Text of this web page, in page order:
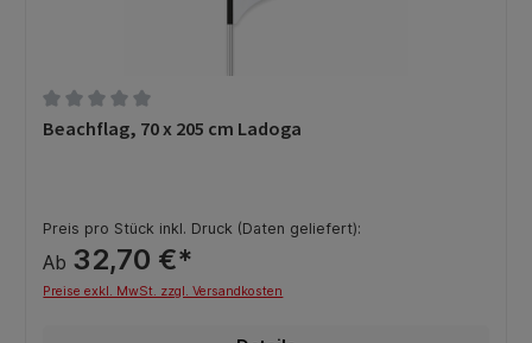
Durchschnittliche Bewertung von 0 von 5 Sternen
Beachflag, 70 x 205 cm Ladoga
Preis pro Stück inkl. Druck (Daten geliefert):
Ab 32,70 €*
Preise exkl. MwSt. zzgl. Versandkosten